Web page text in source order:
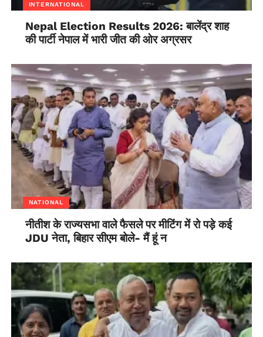
INTERNATIONAL
Nepal Election Results 2026: बालेंद्र शाह
की पार्टी नेपाल में भारी जीत की ओर अग्रसर
NATIONAL
नीतीश के राज्यसभा वाले फैसले पर मीटिंग में रो पड़े कई
JDU नेता, बिहार सीएम बोले- मैं हूं न